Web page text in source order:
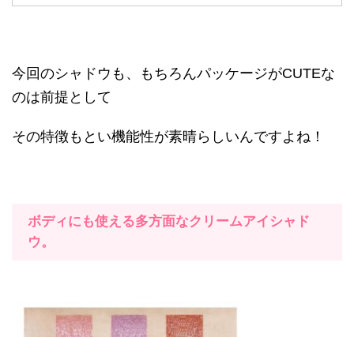
今回のシャドウも、もちろんパッケージがCUTEな
のは前提として
その特徴もとい機能性が素晴らしいんですよね！
ボディにも使える多方面なクリームアイシャド
ウ。